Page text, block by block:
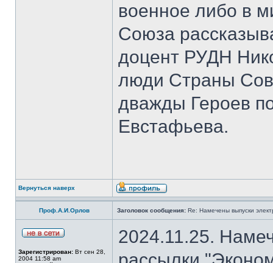
военное либо в
Союза
доцент РУДН
люди Страны
дважды Героев
Евстафьева.
Вернуться наверх
Проф.А.И.Орлов Заголовок сообщения: Re: Намечены выпуски
Зарегистрирован: Вт сен 28,
2004 11:58 am
2024.11.25.